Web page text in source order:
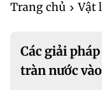
Trang chủ Vật
Các giải
tràn nước